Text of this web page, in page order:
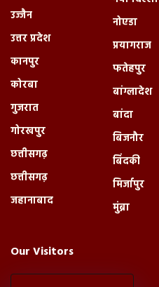
उज्जैन
उत्तर प्रदेश
कानपुर
कोरबा
गुजरात
गोरखपुर
छत्तीसगढ़
छत्तीसगढ़
जहानाबाद
नोएडा
प्रयागराज
फतेहपुर
बांग्लादेश
बांदा
बिजनौर
बिंदकी
मिर्जापुर
मुंब्रा
Our Visitors